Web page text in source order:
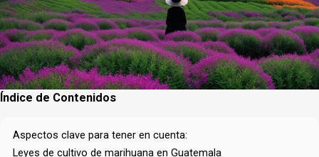
Índice de Contenidos
Aspectos clave para tener en cuenta:
Leyes de cultivo de marihuana en Guatemala